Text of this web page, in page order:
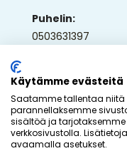
Puhelin:
0503631397
ap@ullaka.fi
Käytämme evästeitä
Saatamme tallentaa
parannellaksemme
sisältöä ja tarjotaksemme
verkkosivustolla.
avaamalla asetukset.